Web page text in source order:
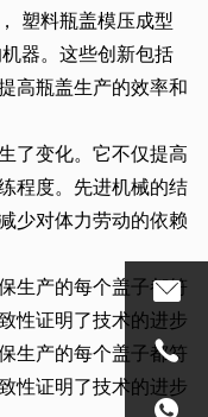
塑料瓶盖模压成型
器。这些创新包括
高瓶盖生产的效率和
了变化。它不仅提高
程度。先进机械的结
少对体力劳动的依赖
生产的每个盖子都符
性证明了技术的进步
生产的每个盖子都符
性证明了技术的进步